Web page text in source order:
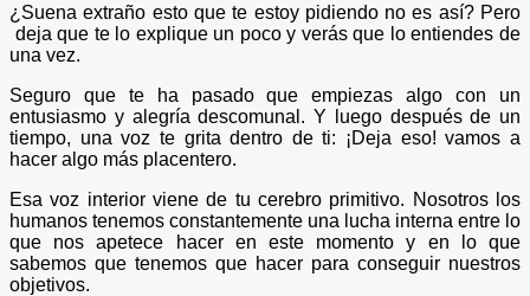
¿Suena extraño esto que te estoy pidiendo no es así? Pero
deja que te lo explique un poco y verás que lo entiendes de
una vez.
Seguro que te ha pasado que empiezas algo con un
entusiasmo y alegría descomunal. Y luego después de un
tiempo, una voz te grita dentro de ti: ¡Deja eso! vamos a
hacer algo más placentero.
Esa voz interior viene de tu cerebro primitivo. Nosotros los
humanos tenemos constantemente una lucha interna entre lo
que nos apetece hacer en este momento y en lo que
sabemos que tenemos que hacer para conseguir nuestros
objetivos.